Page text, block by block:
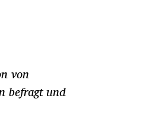
von
befragt und